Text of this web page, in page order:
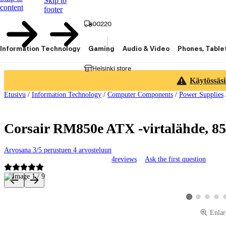
content
footer
00220
Helsinki store
Information Technology Gaming Audio & Video Phones,
Etusivu / Information Technology / Computer Components / Power Supplies
Corsair RM850e ATX -virtalähde,
Arvosana 3/5 perustuen 4 arvosteluun
4reviews Ask the first question
Product images and videos
View product
View product
View View